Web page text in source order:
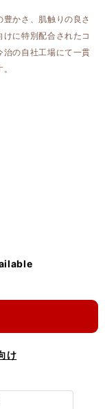
かさ、肌触りの良さ
に特別配合されたコ
治の自社工場にて一貫
け